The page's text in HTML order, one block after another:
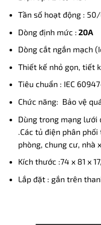
Tần số hoạt động :
Dòng định mức : 20A
Dòng cắt ngắn mạch
Thiết kế nhỏ gọn, tiết
Tiêu chuẩn : IEC
Chức năng: Bảo vệ
Dùng trong mạng lưới
.Các tủ điện phân
phòng, chung cư, nhà
Kích thước :74 x 81 x
Lắp đặt : gắn trên